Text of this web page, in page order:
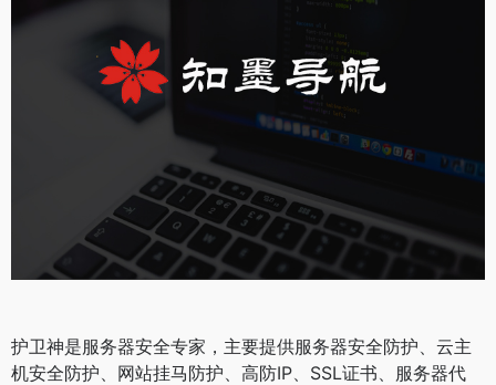
护卫神是服务器安全专家，主要提供服务器安全防护、云主
机安全防护、网站挂马防护、高防IP、SSL证书、服务器代